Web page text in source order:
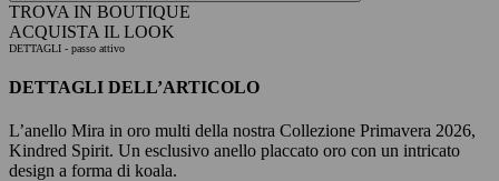
TROVA IN BOUTIQUE
ACQUISTA IL LOOK
DETTAGLI - passo attivo
DETTAGLI DELL’ARTICOLO
L’anello Mira in oro multi della nostra Collezione Primavera 2026,
Kindred Spirit. Un esclusivo anello placcato oro con un intricato
design a forma di koala.